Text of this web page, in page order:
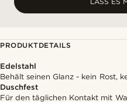
PRODUKTDETAILS
Edelstahl
Behält seinen Glanz - kein Rost,
Duschfest
Für den täglichen Kontakt mit